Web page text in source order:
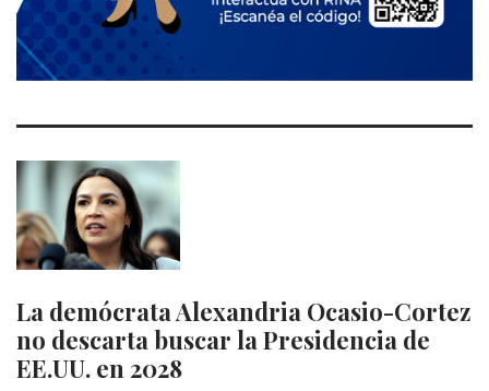
La demócrata Alexandria Ocasio-Cortez
no descarta buscar la Presidencia de
EE.UU. en 2028